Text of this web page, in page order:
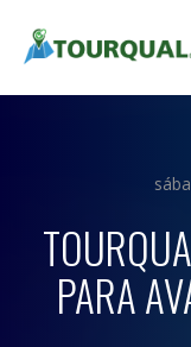
PARA